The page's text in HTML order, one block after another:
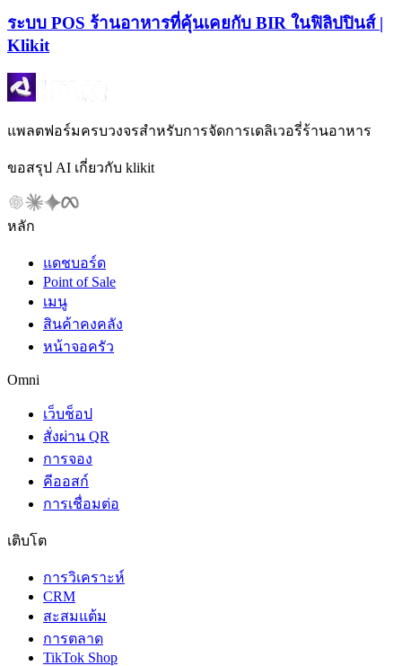
ระบบ POS ร้านอาหารที่คุ้นเคยกับ BIR ในฟิลิปปินส์ |
Klikit
แพลตฟอร์มครบวงจรสำหรับการจัดการเดลิเวอรี่ร้านอาหาร
ขอสรุป AI เกี่ยวกับ klikit
หลัก
แดชบอร์ด
Point of Sale
เมนู
สินค้าคงคลัง
หน้าจอครัว
Omni
เว็บช็อป
สั่งผ่าน QR
การจอง
คีออสก์
การเชื่อมต่อ
เติบโต
การวิเคราะห์
CRM
สะสมแต้ม
การตลาด
TikTok Shop